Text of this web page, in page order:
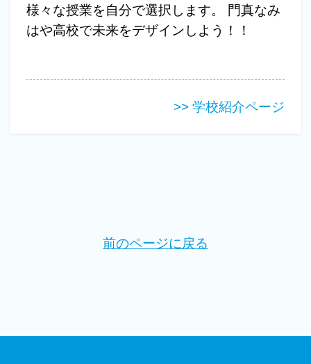
様々な授業を自分で選択します。 門真なみ
はや高校で未来をデザインしよう！！
>> 学校紹介ページ
前のページに戻る